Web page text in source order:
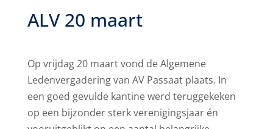
ALV 20 maart
Op vrijdag 20 maart vond de Algemene
Ledenvergadering van AV Passaat plaats. In
een goed gevulde kantine werd teruggekeken
op een bijzonder sterk verenigingsjaar én